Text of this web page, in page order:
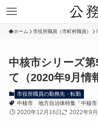
ホーム 市役所職員（市町村職員）
中核市シリーズ
て（2020年9月情
市役所職員の勤務先・転勤
中核市
地方自治体特集「中核
2020年12月16日 2022年9